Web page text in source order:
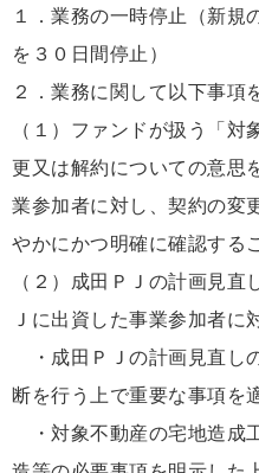
１．業務の一時停止（新規
を３０日間停止）
２．業務に関して以下事項
（１）ファンドが扱う「
更又は解約についての意思
業参加者に対し、契約の変
やかにかつ明確に確認する
（２）成田ＰＪの計画見
Ｊに出資した事業参加者に
・成田ＰＪの計画見直し
断を行う上で重要な事項を
・対象不動産の宅地造成